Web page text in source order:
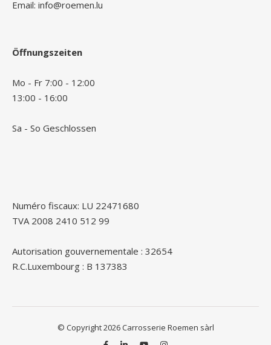
Email: info@roemen.lu
Öffnungszeiten
Mo - Fr 7:00 - 12:00
13:00 - 16:00
Sa - So Geschlossen
Numéro fiscaux: LU 22471680
TVA 2008 2410 512 99
Autorisation gouvernementale : 32654
R.C.Luxembourg : B 137383
© Copyright 2026 Carrosserie Roemen sàrl